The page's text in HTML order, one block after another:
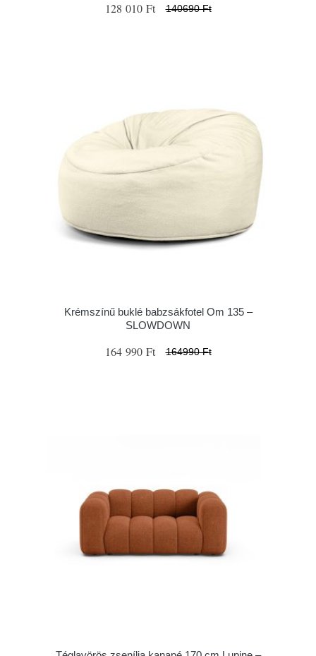
128 010 Ft 140690 Ft
Krémszínű buklé babzsákfotel Om 135 –
SLOWDOWN
164 990 Ft 164990 Ft